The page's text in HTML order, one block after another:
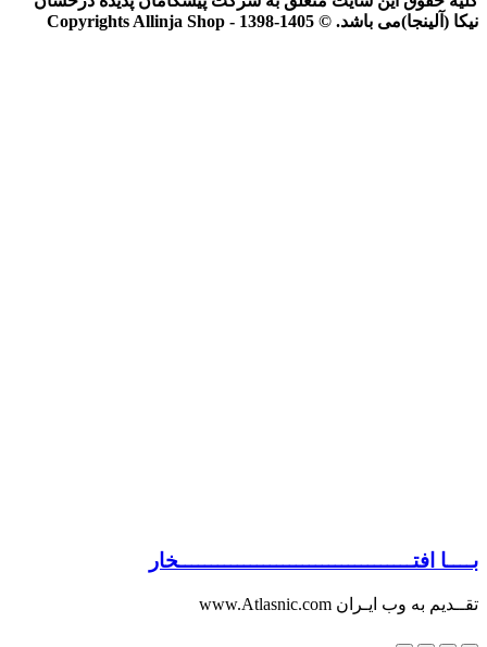
نیکا (آلینجا)می باشد. © Copyrights Allinja Shop - 1398-1405
بــــا افتــــــــــــــــــــــــــــــــــــخار
تقــدیم به وب ایـران www.Atlasnic.com